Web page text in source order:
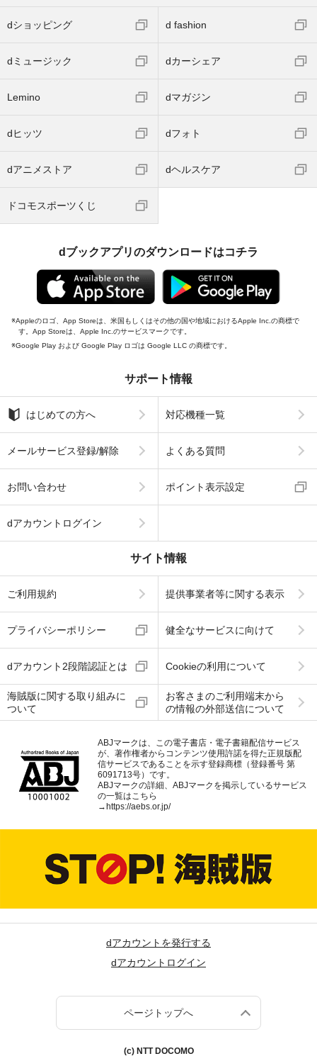
dショッピング d fashion
dミュージック dカーシェア
Lemino dマガジン
dヒッツ dフォト
dアニメストア dヘルスケア
ドコモスポーツくじ
dブックアプリのダウンロードはコチラ
Appleのロゴ、App Storeは、米国もしくはその他の国や地域におけるApple Inc.の商標で
す。App Storeは、Apple Inc.のサービスマークです。
Google Play および Google Play ロゴは Google LLC の商標です。
サポート情報
はじめての方へ 対応機種一覧
メールサービス登録/解除 よくある質問
お問い合わせ ポイント表示設定
dアカウントログイン
サイト情報
ご利用規約 提供事業者等に関する表示
プライバシーポリシー 健全なサービスに向けて
dアカウント2段階認証とは Cookieの利用について
海賊版に関する取り組みに
ついて
お客さまのご利用端末から
の情報の外部送信について
ABJマークは、この電子書店・電子書籍配信サービス
が、著作権者からコンテンツ使用許諾を得た正規版配
信サービスであることを示す登録商標（登録番号 第
6091713号）です。
ABJマークの詳細、ABJマークを掲示しているサービス
の一覧はこちら
→ https://aebs.or.jp/
dアカウントを発行する
dアカウントログイン
ページトップへ
(c) NTT DOCOMO